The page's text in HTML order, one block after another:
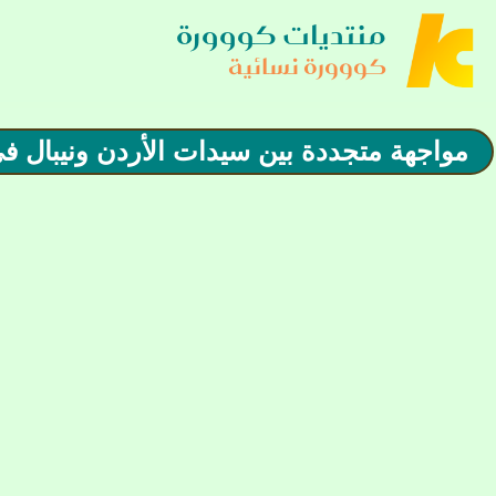
منتديات كووورة
كووورة نسائية
مواجهة متجددة بين سيدات الأردن ونيبال